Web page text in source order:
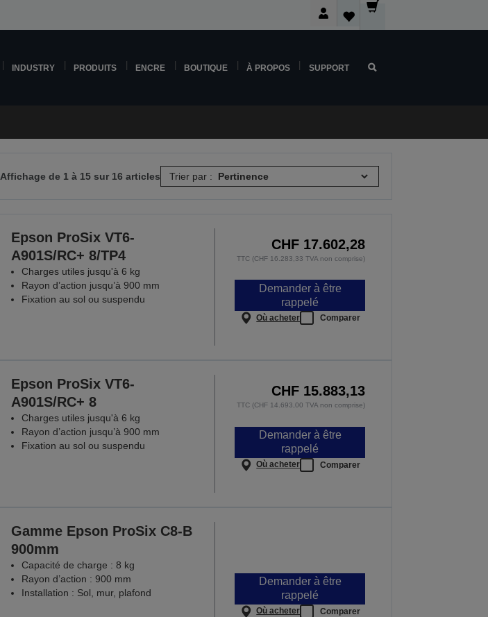
INDUSTRY PRODUITS ENCRE BOUTIQUE À PROPOS SUPPORT
Affichage de 1 à 15 sur 16 articles Trier par :
Epson ProSix VT6-
A901S/RC+ 8/TP4
Charges utiles jusqu'à 6 kg
Rayon d’action jusqu’à 900 mm
Fixation au sol ou suspendu
CHF 17.602,28
TTC (CHF 16.283,33 TVA non comprise)
Demander à être
rappelé
Où acheter Comparer
Epson ProSix VT6-
A901S/RC+ 8
Charges utiles jusqu'à 6 kg
Rayon d’action jusqu’à 900 mm
Fixation au sol ou suspendu
CHF 15.883,13
TTC (CHF 14.693,00 TVA non comprise)
Demander à être
rappelé
Où acheter Comparer
Gamme Epson ProSix C8-B
900mm
Capacité de charge : 8 kg
Rayon d’action : 900 mm
Installation : Sol, mur, plafond
Demander à être
rappelé
Où acheter Comparer